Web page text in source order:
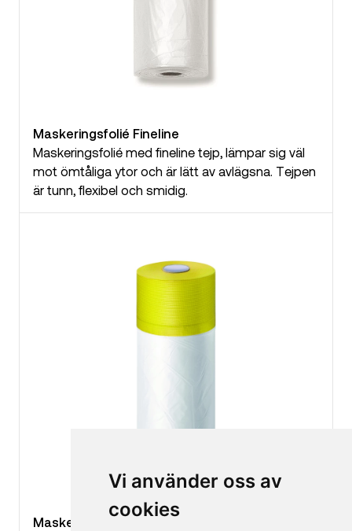
Vi använder oss av
cookies
Maskeringsfolié Fineline
Maskeringsfolié med fineline tejp, lämpar sig väl
mot ömtåliga ytor och är lätt av avlägsna. Tejpen
är tunn, flexibel och smidig.
Maskeringsfolié Vävtejp